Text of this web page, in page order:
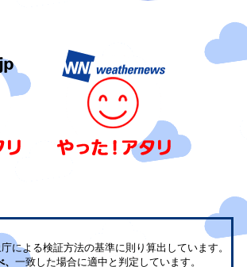
による検証方法の基準に則り算出しています。
一致した場合に適中と判定しています。